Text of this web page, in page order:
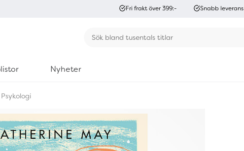
Fri frakt över 399:- Snabb leverans
Nyheter
Psykologi